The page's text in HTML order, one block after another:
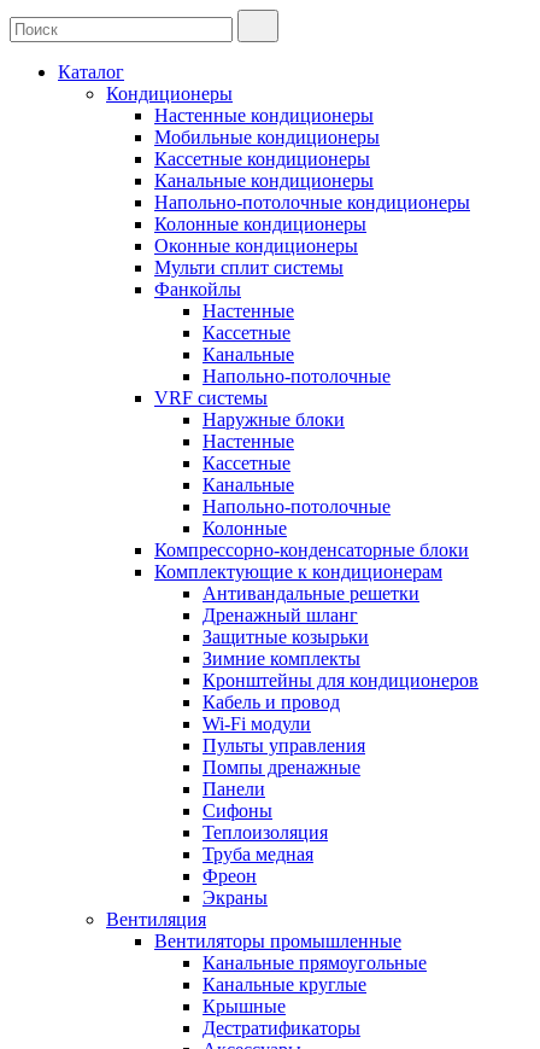
Каталог
Кондиционеры
Настенные кондиционеры
Мобильные кондиционеры
Кассетные кондиционеры
Канальные кондиционеры
Напольно-потолочные кондиционеры
Колонные кондиционеры
Оконные кондиционеры
Мульти сплит системы
Фанкойлы
Настенные
Кассетные
Канальные
Напольно-потолочные
VRF системы
Наружные блоки
Настенные
Кассетные
Канальные
Напольно-потолочные
Колонные
Компрессорно-конденсаторные блоки
Комплектующие к кондиционерам
Антивандальные решетки
Дренажный шланг
Защитные козырьки
Зимние комплекты
Кронштейны для кондиционеров
Кабель и провод
Wi-Fi модули
Пульты управления
Помпы дренажные
Панели
Сифоны
Теплоизоляция
Труба медная
Фреон
Экраны
Вентиляция
Вентиляторы промышленные
Канальные прямоугольные
Канальные круглые
Крышные
Дестратификаторы